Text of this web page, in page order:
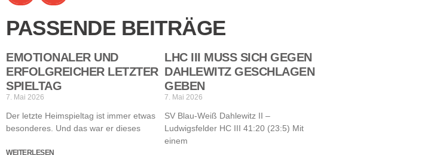
PASSENDE BEITRÄGE
EMOTIONALER UND
ERFOLGREICHER LETZTER
SPIELTAG
7. Mai 2026
Der letzte Heimspieltag ist immer etwas
besonderes. Und das war er dieses
WEITERLESEN
LHC III MUSS SICH GEGEN
DAHLEWITZ GESCHLAGEN
GEBEN
7. Mai 2026
SV Blau-Weiß Dahlewitz II –
Ludwigsfelder HC III 41:20 (23:5) Mit
einem